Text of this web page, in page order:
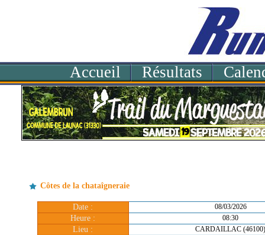
Accueil Résultats
Côtes de la chataîgneraie
Date : 08/03/2026
Heure : 08:30
Lieu : CARDAILLAC (46100)